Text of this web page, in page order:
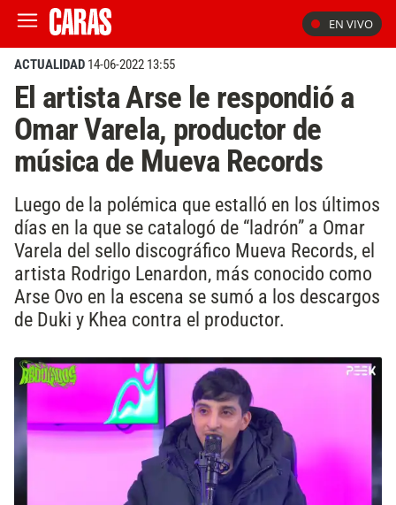
EN VIVO
ACTUALIDAD 14-06-2022 13:55
El artista Arse le respondió a
Omar Varela, productor de
música de Mueva Records
Luego de la polémica que estalló en los últimos
días en la que se catalogó de “ladrón” a Omar
Varela del sello discográfico Mueva Records, el
artista Rodrigo Lenardon, más conocido como
Arse Ovo en la escena se sumó a los descargos
de Duki y Khea contra el productor.